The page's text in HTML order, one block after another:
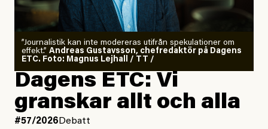
”Journalistik kan inte modereras utifrån spekulationer om
effekt.” Andreas Gustavsson, chefredaktör på Dagens
ETC. Foto: Magnus Lejhall / TT /
Dagens ETC: Vi
granskar allt och alla
#57/2026 Debatt